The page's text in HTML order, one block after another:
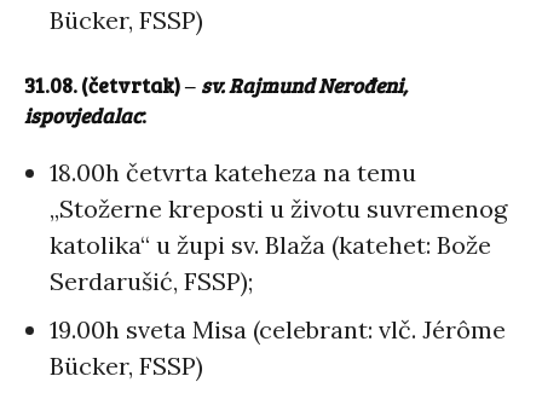
Bücker, FSSP)
31.08. (četvrtak)‒ sv. Rajmund Nerođeni,
ispovjedalac:
18.00h četvrta kateheza na temu
„Stožerne kreposti u životu suvremenog
katolika“ u župi sv. Blaža (katehet: Bože
Serdarušić, FSSP);
19.00h sveta Misa (celebrant: vlč. Jérôme
Bücker, FSSP)